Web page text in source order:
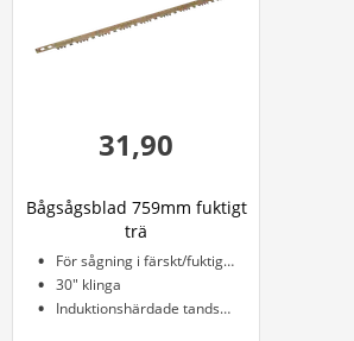
31,90
Bågsågsblad 759mm fuktigt
trä
För sågning i färskt/fuktigt trä
30" klinga
Induktionshärdade tandspetsar